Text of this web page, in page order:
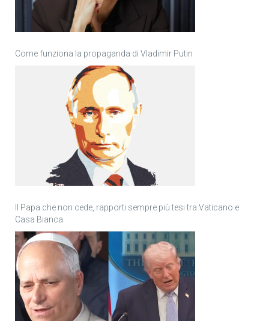
Come funziona la propaganda di Vladimir Putin
Il Papa che non cede, rapporti sempre più tesi tra Vaticano e
Casa Bianca